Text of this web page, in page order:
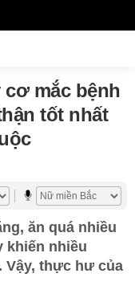
mắc bệnh
tốt nhất
ăn quá nhiều
khiến nhiều
Vậy, thực hư của